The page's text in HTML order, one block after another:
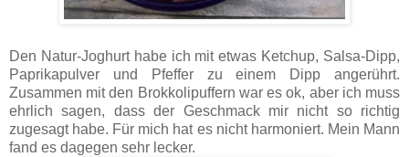
Den Natur-Joghurt habe ich mit etwas Ketchup, Salsa-Dipp,
Paprikapulver und Pfeffer zu einem Dipp angerührt.
Zusammen mit den Brokkolipuffern war es ok, aber ich muss
ehrlich sagen, dass der Geschmack mir nicht so richtig
zugesagt habe. Für mich hat es nicht harmoniert. Mein Mann
fand es dagegen sehr lecker.